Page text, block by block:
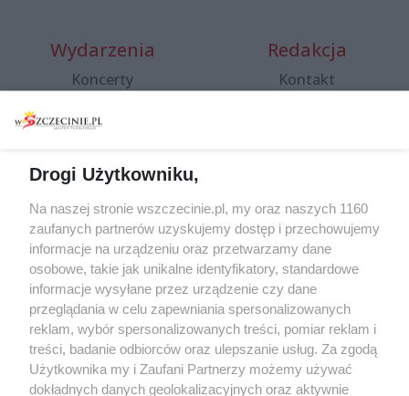
Wydarzenia
Koncerty
Spacery i oprowadzania
targi
Wernisaże
Więcej
Redakcja
Kontakt
Specjalny koncert z okazji
20. urodzin portalu
wSzczecinie.pl
Regulamin konkursów
śniadaniówka "Hej
Szczecin! Jest piątek!"
Drogi Użytkowniku,
Na naszej stronie wszczecinie.pl, my oraz naszych 1160
zaufanych partnerów uzyskujemy dostęp i przechowujemy
informacje na urządzeniu oraz przetwarzamy dane
osobowe, takie jak unikalne identyfikatory, standardowe
informacje wysyłane przez urządzenie czy dane
przeglądania w celu zapewniania spersonalizowanych
reklam, wybór spersonalizowanych treści, pomiar reklam i
treści, badanie odbiorców oraz ulepszanie usług. Za zgodą
Użytkownika my i Zaufani Partnerzy możemy używać
dokładnych danych geolokalizacyjnych oraz aktywnie